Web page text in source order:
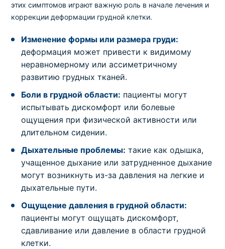
этих симптомов играют важную роль в начале лечения и
коррекции деформации грудной клетки.
Изменение формы или размера груди:
деформация может привести к видимому
неравномерному или ассиметричному
развитию грудных тканей.
Боли в грудной области: пациенты могут
испытывать дискомфорт или болевые
ощущения при физической активности или
длительном сидении.
Дыхательные проблемы: такие как одышка,
учащенное дыхание или затрудненное дыхание
могут возникнуть из-за давления на легкие и
дыхательные пути.
Ощущение давления в грудной области:
пациенты могут ощущать дискомфорт,
сдавливание или давление в области грудной
клетки.